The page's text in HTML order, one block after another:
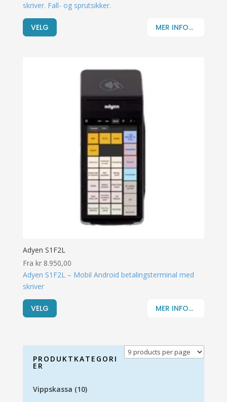
skriver. Fall- og sprutsikker.
VELG MER INFO...
Adyen S1F2L
Fra kr8.950,00
Adyen S1F2L – Mobil Android betalingsterminal med
skriver
VELG MER INFO...
PRODUKTKATEGORI
ER
Vippskassa (10)